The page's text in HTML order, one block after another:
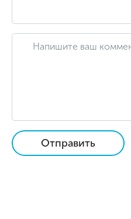
Отправить